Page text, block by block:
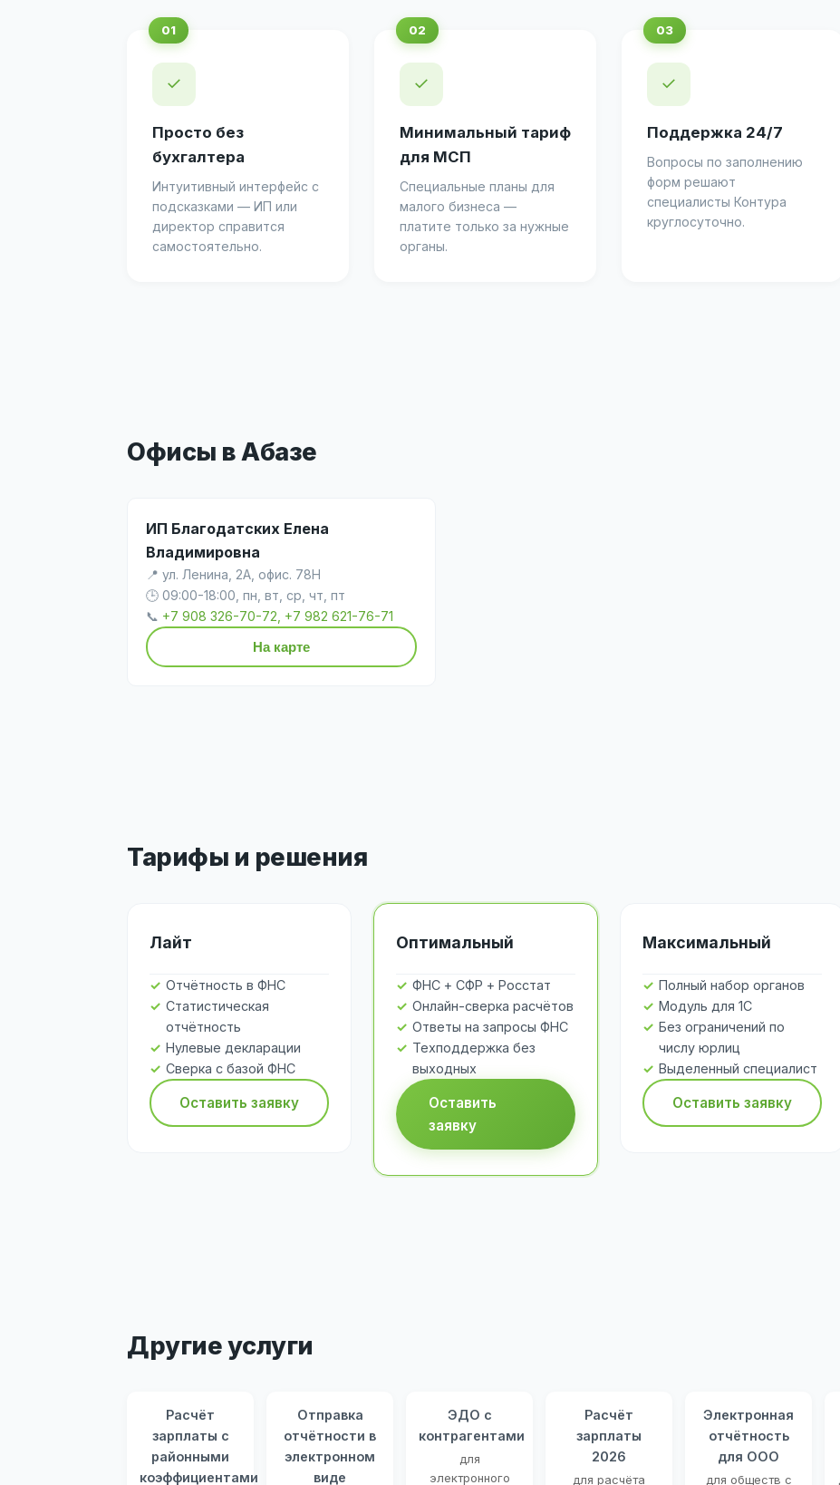
✓
Просто без
бухгалтера
Интуитивный интерфейс с
подсказками — ИП или
директор справится
самостоятельно.
✓
Минимальный тариф
для МСП
Специальные планы для
малого бизнеса —
платите только за нужные
органы.
✓
Поддержка 24/7
Вопросы по заполнению
форм решают
специалисты Контура
круглосуточно.
Офисы в Абазе
ИП Благодатских Елена
Владимировна
📍 ул. Ленина, 2А, офис. 78Н
🕒 09:00-18:00, пн, вт, ср, чт, пт
📞 +7 908 326-70-72, +7 982 621-76-71
На карте
Тарифы и решения
Лайт
Отчётность в ФНС
Статистическая
отчётность
Нулевые декларации
Сверка с базой ФНС
Оставить заявку
Оптимальный
ФНС + СФР + Росстат
Онлайн-сверка расчётов
Ответы на запросы ФНС
Техподдержка без
выходных
Оставить
заявку
Максимальный
Полный набор органов
Модуль для 1С
Без ограничений по
числу юрлиц
Выделенный специалист
Оставить заявку
Другие услуги
Расчёт
зарплаты с
районными
коэффициентами
Отправка
отчётности в
электронном
виде
ЭДО с
контрагентами
для
электронного
Расчёт
зарплаты
2026
для расчёта
Электронная
отчётность
для ООО
для обществ с